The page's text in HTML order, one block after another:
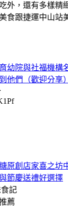
外，還有多樣精
食跟捷運中山站
幼院與社福機構
他們（歡迎分享）
原創店家喜之
節慶送禮好選擇
記